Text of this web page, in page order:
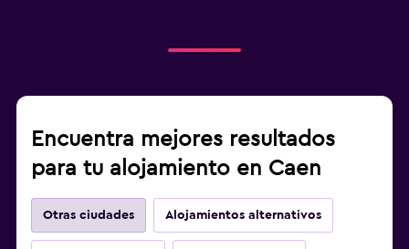
Encuentra mejores resultados
para tu alojamiento en Caen
Otras ciudades Alojamientos alternativos